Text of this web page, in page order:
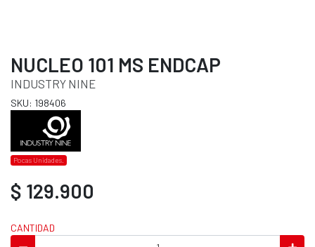
NUCLEO 101 MS ENDCAP
INDUSTRY NINE
SKU: 198406
Pocas Unidades.
$ 129.900
CANTIDAD